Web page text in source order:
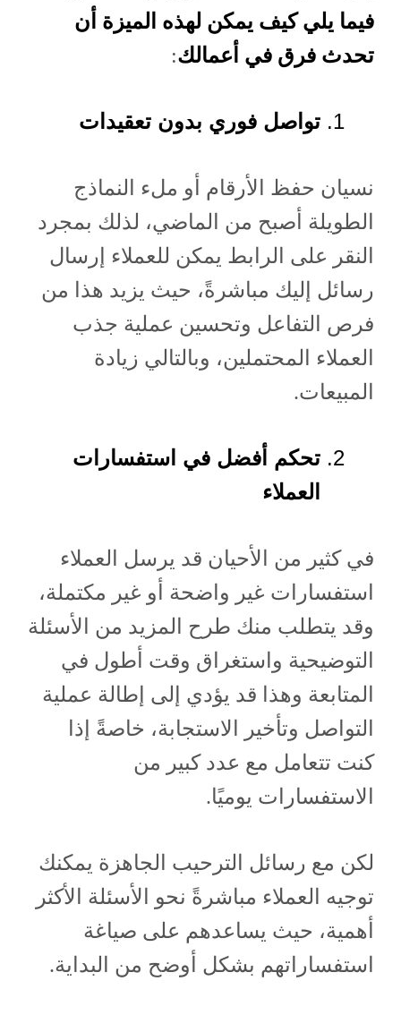
فيما يلي كيف يمكن لهذه الميزة أن
تحدث فرق في أعمالك:
تواصل فوري بدون تعقيدات
نسيان حفظ الأرقام أو ملء النماذج
الطويلة أصبح من الماضي، لذلك بمجرد
النقر على الرابط يمكن للعملاء إرسال
رسائل إليك مباشرةً، حيث يزيد هذا من
فرص التفاعل وتحسين عملية جذب
العملاء المحتملين، وبالتالي زيادة
المبيعات.
تحكم أفضل في استفسارات
العملاء
في كثير من الأحيان قد يرسل العملاء
استفسارات غير واضحة أو غير مكتملة،
وقد يتطلب منك طرح المزيد من الأسئلة
التوضيحية واستغراق وقت أطول في
المتابعة وهذا قد يؤدي إلى إطالة عملية
التواصل وتأخير الاستجابة، خاصةً إذا
كنت تتعامل مع عدد كبير من
الاستفسارات يوميًا.
لكن مع رسائل الترحيب الجاهزة يمكنك
توجيه العملاء مباشرةً نحو الأسئلة الأكثر
أهمية، حيث يساعدهم على صياغة
استفساراتهم بشكل أوضح من البداية.